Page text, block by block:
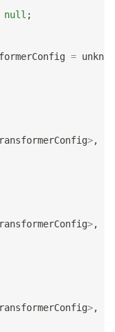
null ;
=
>,
>,
>,